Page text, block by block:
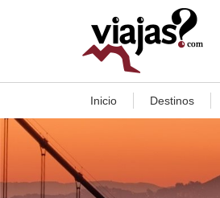
Inicio Destinos